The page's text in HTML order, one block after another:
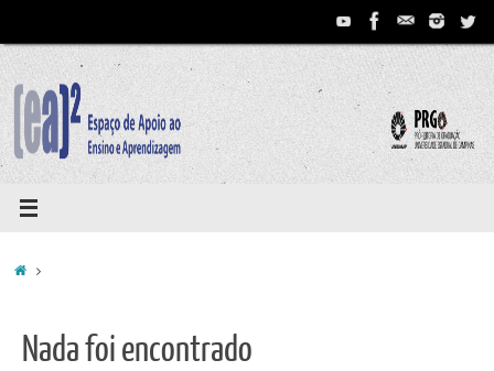
conteúdo
Home
Nada foi encontrado